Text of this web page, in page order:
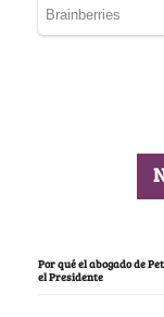
Por qué el abogado de
el Presidente